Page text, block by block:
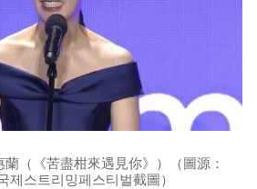
（《苦盡柑來遇見你》）（圖源：
제스트리밍페스티벌截圖）